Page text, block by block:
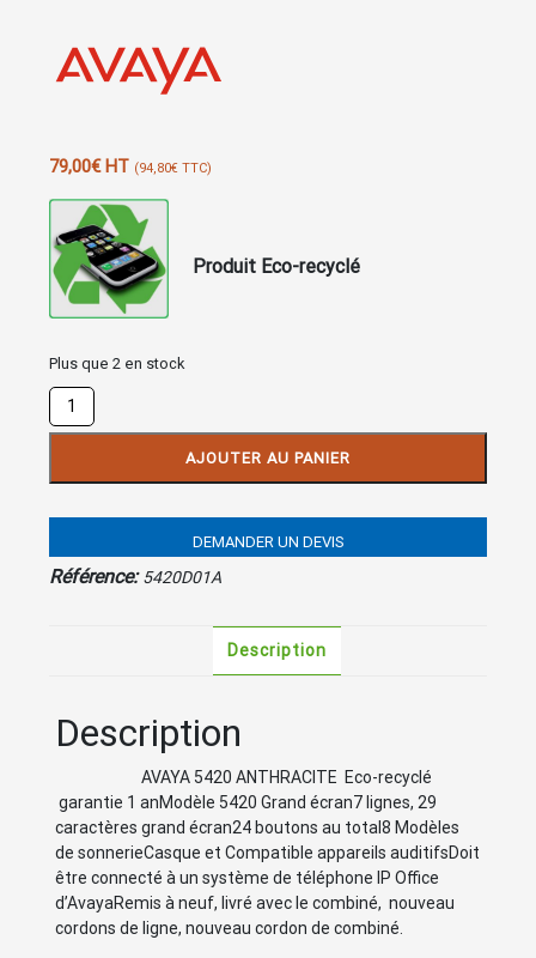
79,00€HT (94,80€ TTC)
Produit Eco-recyclé
Plus que 2 en stock
quantité
de
AJOUTER AU PANIER
DEMANDER UN DEVIS
Référence:5420D01A
Description
Description
AVAYA 5420 ANTHRACITE Eco-recyclé
garantie 1 anModèle 5420 Grand écran7 lignes, 29
caractères grand écran24 boutons au total8 Modèles
de sonnerieCasque et Compatible appareils auditifsDoit
être connecté à un système de téléphone IP Office
d’AvayaRemis à neuf, livré avec le combiné, nouveau
cordons de ligne, nouveau cordon de combiné.